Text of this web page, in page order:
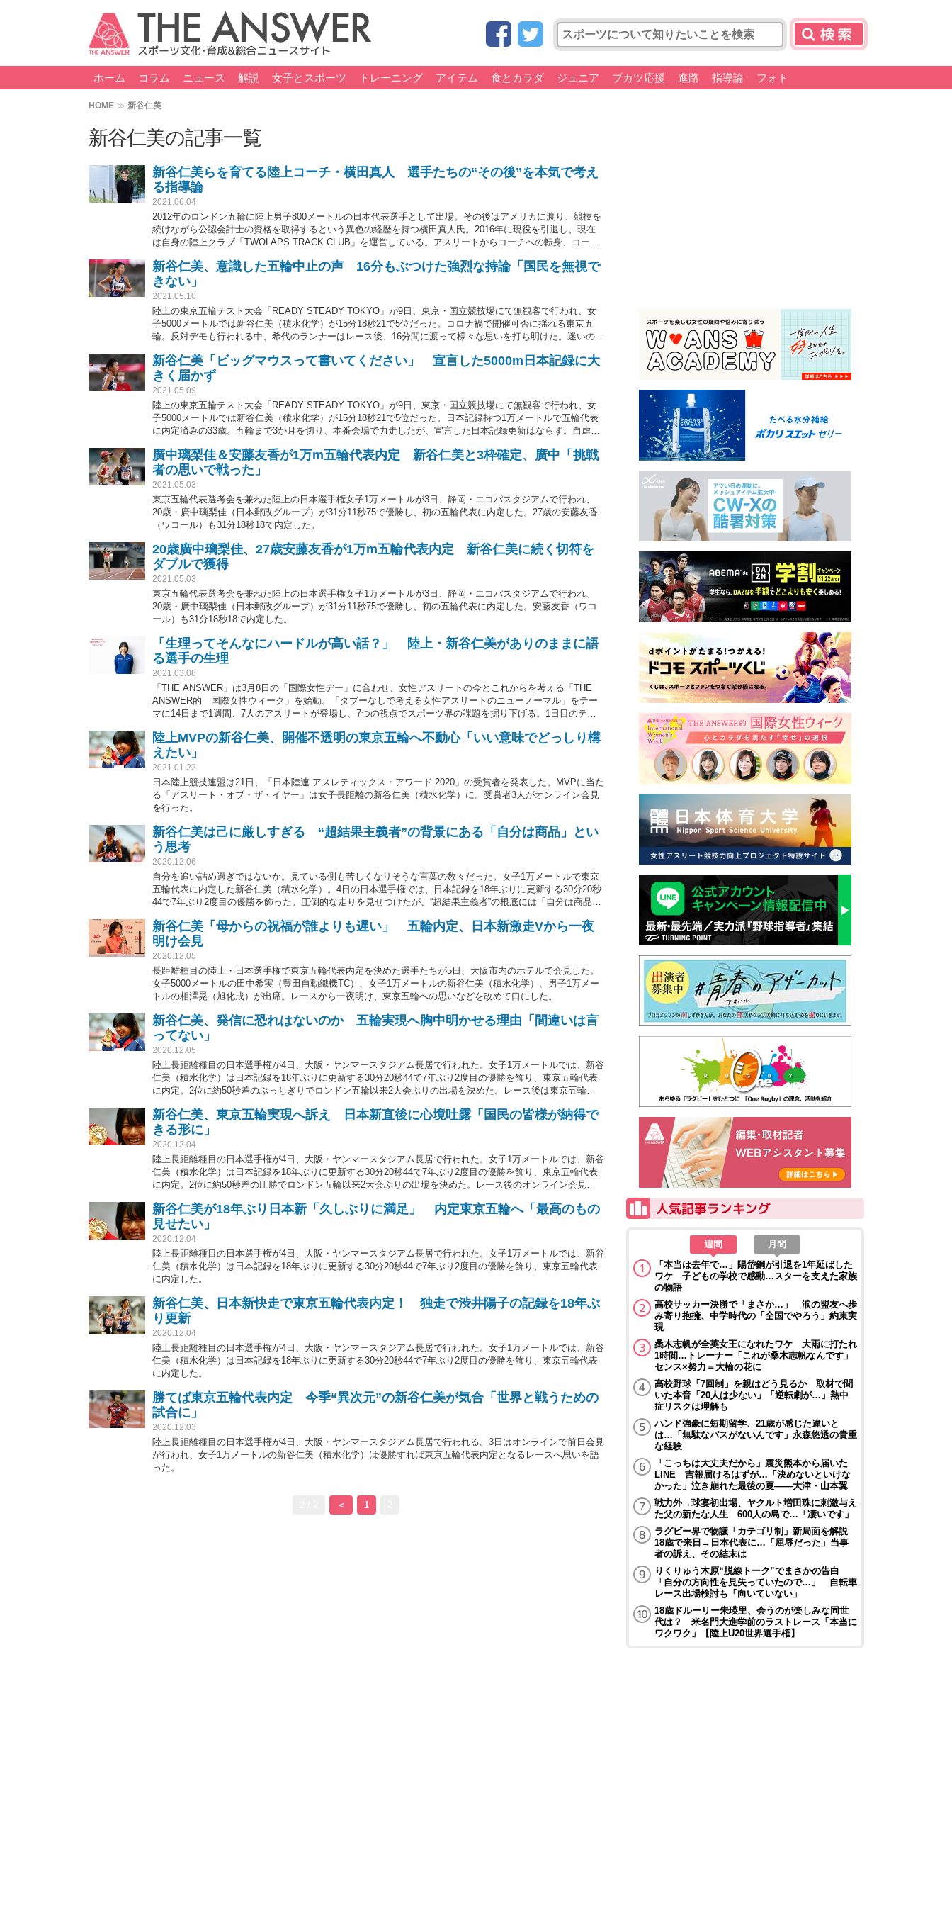
ホーム コラム ニュース 解説 女子とスポーツ トレーニング アイテム 食とカラダ ジュニア ブカツ応援 進路 指導論 フォト
HOME 新谷仁美
新谷仁美の記事一覧
新谷仁美らを育てる陸上コーチ・横田真人 選手たちの“その後”を本気で考え
る指導論
2021.06.04
2012年のロンドン五輪に陸上男子800メートルの日本代表選手として出場。その後はアメリカに渡り、競技を
続けながら公認会計士の資格を取得するという異色の経歴を持つ横田真人氏。2016年に現役を引退し、現在
は自身の陸上クラブ「TWOLAPS TRACK CLUB」を運営している。アスリートからコーチへの転身、コーチ
新谷仁美、意識した五輪中止の声 16分もぶつけた強烈な持論「国民を無視で
きない」
2021.05.10
陸上の東京五輪テスト大会「READY STEADY TOKYO」が9日、東京・国立競技場にて無観客で行われ、女
子5000メートルでは新谷仁美（積水化学）が15分18秒21で5位だった。コロナ禍で開催可否に揺れる東京五
輪。反対デモも行われる中、希代のランナーはレース後、16分間に渡って様々な思いを打ち明けた。迷いのな
新谷仁美「ビッグマウスって書いてください」 宣言した5000m日本記録に大
きく届かず
2021.05.09
陸上の東京五輪テスト大会「READY STEADY TOKYO」が9日、東京・国立競技場にて無観客で行われ、女
子5000メートルでは新谷仁美（積水化学）が15分18秒21で5位だった。日本記録持つ1万メートルで五輪代表
に内定済みの33歳。五輪まで3か月を切り、本番会場で力走したが、宣言した日本記録更新はならず。自虐的
廣中璃梨佳＆安藤友香が1万m五輪代表内定 新谷仁美と3枠確定、廣中「挑戦
者の思いで戦った」
2021.05.03
東京五輪代表選考会を兼ねた陸上の日本選手権女子1万メートルが3日、静岡・エコパスタジアムで行われ、
20歳・廣中璃梨佳（日本郵政グループ）が31分11秒75で優勝し、初の五輪代表に内定した。27歳の安藤友香
（ワコール）も31分18秒18で内定した。
20歳廣中璃梨佳、27歳安藤友香が1万m五輪代表内定 新谷仁美に続く切符を
ダブルで獲得
2021.05.03
東京五輪代表選考会を兼ねた陸上の日本選手権女子1万メートルが3日、静岡・エコパスタジアムで行われ、
20歳・廣中璃梨佳（日本郵政グループ）が31分11秒75で優勝し、初の五輪代表に内定した。安藤友香（ワコ
ール）も31分18秒18で内定した。
「生理ってそんなにハードルが高い話？」 陸上・新谷仁美がありのままに語
る選手の生理
2021.03.08
「THE ANSWER」は3月8日の「国際女性デー」に合わせ、女性アスリートの今とこれからを考える「THE
ANSWER的 国際女性ウィーク」を始動。「タブーなしで考える女性アスリートのニューノーマル」をテー
マに14日まで1週間、7人のアスリートが登場し、7つの視点でスポーツ界の課題を掘り下げる。1日目のテー
化学）が登場する。
陸上MVPの新谷仁美、開催不透明の東京五輪へ不動心「いい意味でどっしり構
えたい」
2021.01.22
日本陸上競技連盟は21日、「日本陸連 アスレティックス・アワード 2020」の受賞者を発表した。MVPに当た
る「アスリート・オブ・ザ・イヤー」は女子長距離の新谷仁美（積水化学）に。受賞者3人がオンライン会見
を行った。
新谷仁美は己に厳しすぎる “超結果主義者”の背景にある「自分は商品」とい
う思考
2020.12.06
自分を追い詰め過ぎではないか。見ている側も苦しくなりそうな言葉の数々だった。女子1万メートルで東京
五輪代表に内定した新谷仁美（積水化学）。4日の日本選手権では、日本記録を18年ぶりに更新する30分20秒
44で7年ぶり2度目の優勝を飾った。圧倒的な走りを見せつけたが、“超結果主義者”の根底には「自分は商品」
新谷仁美「母からの祝福が誰よりも遅い」 五輪内定、日本新激走Vから一夜
明け会見
2020.12.05
長距離種目の陸上・日本選手権で東京五輪代表内定を決めた選手たちが5日、大阪市内のホテルで会見した。
女子5000メートルの田中希実（豊田自動織機TC）、女子1万メートルの新谷仁美（積水化学）、男子1万メー
トルの相澤晃（旭化成）が出席。レースから一夜明け、東京五輪への思いなどを改めて口にした。
新谷仁美、発信に恐れはないのか 五輪実現へ胸中明かせる理由「間違いは言
ってない」
2020.12.05
陸上長距離種目の日本選手権が4日、大阪・ヤンマースタジアム長居で行われた。女子1万メートルでは、新谷
仁美（積水化学）は日本記録を18年ぶりに更新する30分20秒44で7年ぶり2度目の優勝を飾り、東京五輪代表
に内定。2位に約50秒差のぶっちぎりでロンドン五輪以来2大会ぶりの出場を決めた。レース後は東京五輪の
新谷仁美、東京五輪実現へ訴え 日本新直後に心境吐露「国民の皆様が納得で
きる形に」
2020.12.04
陸上長距離種目の日本選手権が4日、大阪・ヤンマースタジアム長居で行われた。女子1万メートルでは、新谷
仁美（積水化学）は日本記録を18年ぶりに更新する30分20秒44で7年ぶり2度目の優勝を飾り、東京五輪代表
に内定。2位に約50秒差の圧勝でロンドン五輪以来2大会ぶりの出場を決めた。レース後のオンライン会見で
新谷仁美が18年ぶり日本新「久しぶりに満足」 内定東京五輪へ「最高のもの
見せたい」
2020.12.04
陸上長距離種目の日本選手権が4日、大阪・ヤンマースタジアム長居で行われた。女子1万メートルでは、新谷
仁美（積水化学）は日本記録を18年ぶりに更新する30分20秒44で7年ぶり2度目の優勝を飾り、東京五輪代表
に内定した。
新谷仁美、日本新快走で東京五輪代表内定！ 独走で渋井陽子の記録を18年ぶ
り更新
2020.12.04
陸上長距離種目の日本選手権が4日、大阪・ヤンマースタジアム長居で行われた。女子1万メートルでは、新谷
仁美（積水化学）は日本記録を18年ぶりに更新する30分20秒44で7年ぶり2度目の優勝を飾り、東京五輪代表
に内定した。
勝てば東京五輪代表内定 今季“異次元”の新谷仁美が気合「世界と戦うための
試合に」
2020.12.03
陸上長距離種目の日本選手権が4日、大阪・ヤンマースタジアム長居で行われる。3日はオンラインで前日会見
が行われ、女子1万メートルの新谷仁美（積水化学）は優勝すれば東京五輪代表内定となるレースへ思いを語
った。
＜ 1
週間
月間
「本当は去年で…」陽岱鋼が引退を1年延ばした
ワケ 子どもの学校で感動…スターを支えた家族
の物語
高校サッカー決勝で「まさか…」 涙の盟友へ歩
み寄り抱擁、中学時代の「全国でやろう」約束実
現
桑木志帆が全英女王になれたワケ 大雨に打たれ
1時間…トレーナー「これが桑木志帆なんです」
センス×努力＝大輪の花に
高校野球「7回制」を親はどう見るか 取材で聞
いた本音「20人は少ない」「逆転劇が…」熱中
症リスクは理解も
ハンド強豪に短期留学、21歳が感じた違いと
は…「無駄なパスがないんです」永森悠透の貴重
な経験
「こっちは大丈夫だから」震災熊本から届いた
LINE 吉報届けるはずが…「決めないといけな
かった」泣き崩れた最後の夏――大津・山本翼
戦力外→球宴初出場、ヤクルト増田珠に刺激与え
た父の新たな人生 600人の島で…「凄いです」
ラグビー界で物議「カテゴリ制」新局面を解説
18歳で来日→日本代表に…「屈辱だった」当事
者の訴え、その結末は
りくりゅう木原“脱線トーク”でまさかの告白
「自分の方向性を見失っていたので…」 自転車
レース出場検討も「向いていない」
18歳ドルーリー朱瑛里、会うのが楽しみな同世
代は？ 米名門大進学前のラストレース「本当に
ワクワク」【陸上U20世界選手権】